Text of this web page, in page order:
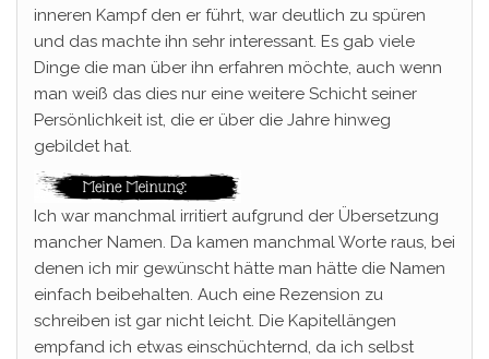
inneren Kampf den er führt, war deutlich zu spüren
und das machte ihn sehr interessant. Es gab viele
Dinge die man über ihn erfahren möchte, auch wenn
man weiß das dies nur eine weitere Schicht seiner
Persönlichkeit ist, die er über die Jahre hinweg
gebildet hat.
Ich war manchmal irritiert aufgrund der Übersetzung
mancher Namen. Da kamen manchmal Worte raus, bei
denen ich mir gewünscht hätte man hätte die Namen
einfach beibehalten. Auch eine Rezension zu
schreiben ist gar nicht leicht. Die Kapitellängen
empfand ich etwas einschüchternd, da ich selbst